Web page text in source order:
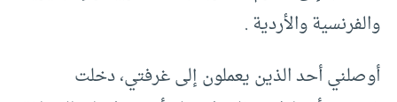
والفرنسية والأردية .
أوصلني أحد الذين يعملون إلى غرفتي، دخلت